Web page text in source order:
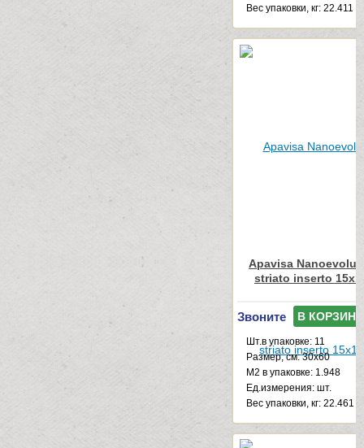
Веc упаковки, кг: 22.411
Apavisa
striato inserto
Звоните В КОРЗИНУ
Шт.в упаковке: 11
Размер, см: 30x60
М2 в упаковке: 1.948
Ед.измерения: шт.
Веc упаковки, кг: 22.461